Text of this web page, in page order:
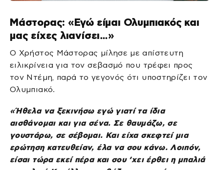
Μάστορας: «Εγώ είμαι Ολυμπιακός και
μας είχες λιανίσει…»
Ο Χρήστος Μάστορας μίλησε με απίστευτη
ειλικρίνεια για τον σεβασμό που τρέφει προς
τον Ντέμη, παρά το γεγονός ότι υποστηρίζει τον
Ολυμπιακό.
«Ήθελα να ξεκινήσω εγώ γιατί τα ίδια
αισθάνομαι και για σένα. Σε θαυμάζω, σε
γουστάρω, σε σέβομαι. Και είχα σκεφτεί μια
ερώτηση κατευθείαν, έλα να σου κάνω. Λοιπόν,
είσαι τώρα εκεί πέρα και σου ‘χει έρθει η μπαλιά